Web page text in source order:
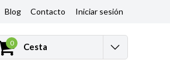
Blog Contacto Iniciar sesión
0 Cesta